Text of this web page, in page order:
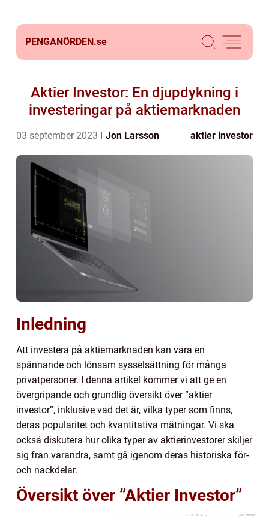
PENGANÖRDEN.se
Aktier Investor: En djupdykning i
investeringar på aktiemarknaden
03 september 2023 Jon Larsson aktier investor
Inledning
Att investera på aktiemarknaden kan vara en
spännande och lönsam sysselsättning för många
privatpersoner. I denna artikel kommer vi att ge en
övergripande och grundlig översikt över ”aktier
investor”, inklusive vad det är, vilka typer som finns,
deras popularitet och kvantitativa mätningar. Vi ska
också diskutera hur olika typer av aktierinvestorer skiljer
sig från varandra, samt gå igenom deras historiska för-
och nackdelar.
Översikt över ”Aktier Investor”